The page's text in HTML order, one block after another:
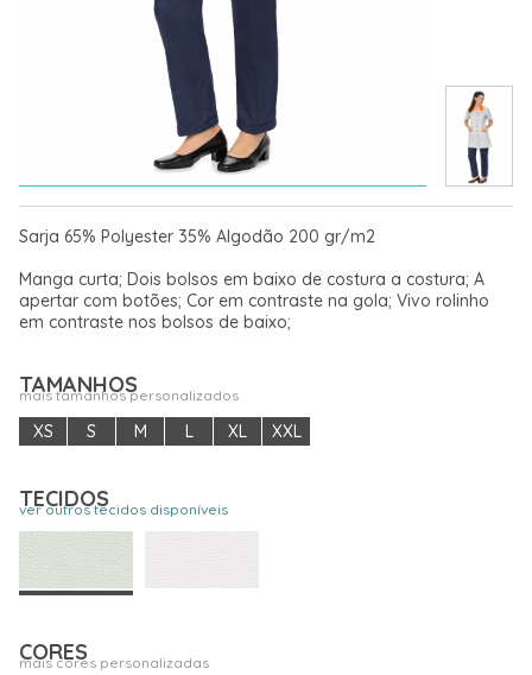
Sarja 65% Polyester 35% Algodão 200 gr/m2
Manga curta; Dois bolsos em baixo de costura a costura; A
apertar com botões; Cor em contraste na gola; Vivo rolinho
em contraste nos bolsos de baixo;
TAMANHOS
mais tamanhos personalizados
XS S M L XL XXL
TECIDOS
ver outros tecidos disponíveis
CORES
mais cores personalizadas